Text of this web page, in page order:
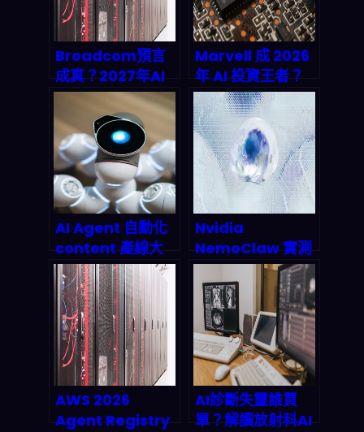
Broadcom預言
成真？2027年AI
芯片市場破千億美
元，中小企業API
成本恐迎來暴漲時
代
Marvell 成 2026
年 AI 投資王者？
專家揭曉半導體黑
馬的躍升之路
AI Agent 自動化
content 產線大
揭密：Global
Mofy
OpenClaw 整合
如何顛覆 2026 內
容產業鏈？
Nvidia
NemoClaw 實測
觀察：2026 年 AI
代理大戰開打，企
業自動化要怎麼接
招？
AWS 2026
Agent Registry
AI診斷失靈誰買
單？解讀放射科AI